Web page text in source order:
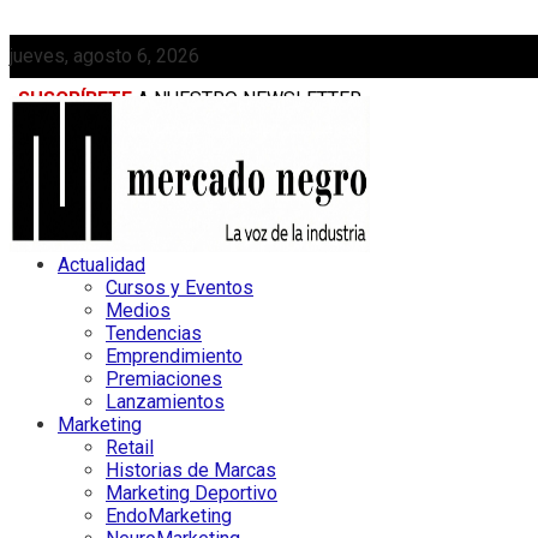
jueves, agosto 6, 2026
SUSCRÍBETE A NUESTRO NEWSLETTER
MEDIAKIT
Actualidad
Cursos y Eventos
Medios
Tendencias
Emprendimiento
Premiaciones
Lanzamientos
Marketing
Retail
Historias de Marcas
Marketing Deportivo
EndoMarketing